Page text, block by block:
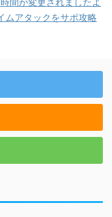
間が変更されましたよ
ムアタックをサポ攻略